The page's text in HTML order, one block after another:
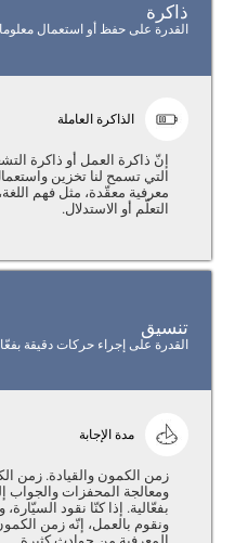
ذاكرة
القدرة على حفظ أو استعمال
الذاكرة العاملة
إنّ ذاكرة العمل أو ذاكرة
التي تسمح لنا تخزين
معرفية معقّدة، مثل فهم
التعلّم أو الاستدلال.
تنسيق
القدرة على إجراء حركات دقيقة
مدة الإجابة
زمن الكمون والقيادة. زمن
ومعالجة المحفزات والجواب
بفعّالية. إذا كنّا نقود
ونقوم بالعمل، إنّه زمن